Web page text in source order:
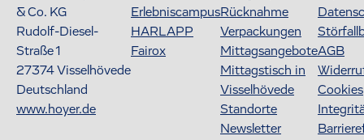
& Co. KG
Rudolf-Diesel-
Straße 1
27374Visselhövede
Deutschland
www.hoyer.de
Erlebniscampus
HARLAPP
Fairox
Rücknahme
Verpackungen
Mittagsangebote
Mittagstisch in
Visselhövede
Standorte
Newsletter
AGB
Cookies